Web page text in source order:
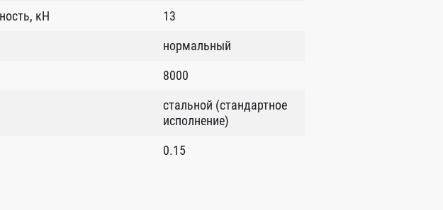
кН
13
нормальный
8000
стальной (стандартное
исполнение)
0.15